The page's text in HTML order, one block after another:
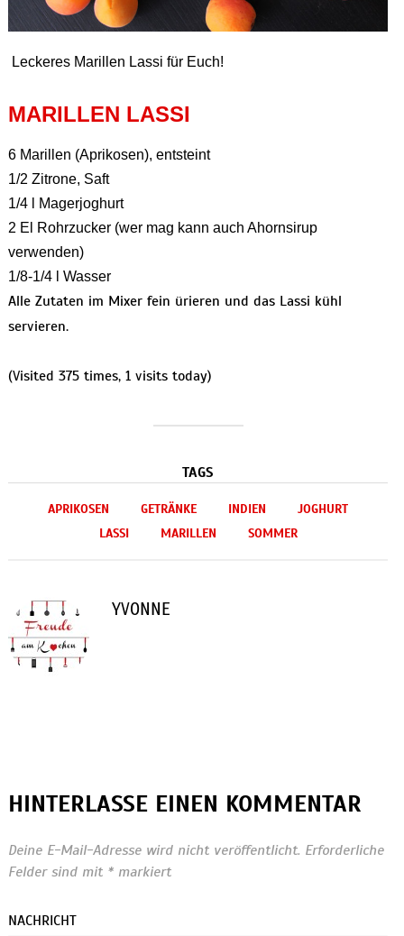
Leckeres Marillen Lassi für Euch!
MARILLEN LASSI
6 Marillen (Aprikosen), entsteint
1/2 Zitrone, Saft
1/4 l Magerjoghurt
2 El Rohrzucker (wer mag kann auch Ahornsirup
verwenden)
1/8-1/4 l Wasser
Alle Zutaten im Mixer fein ürieren und das Lassi kühl
servieren.
(Visited 375 times, 1 visits today)
TAGS
APRIKOSEN GETRÄNKE INDIEN
JOGHURT
LASSI
MARILLEN SOMMER
YVONNE
HINTERLASSE EINEN KOMMENTAR
Deine E-Mail-Adresse wird nicht veröffentlicht. Erforderliche
Felder sind mit *markiert
NACHRICHT